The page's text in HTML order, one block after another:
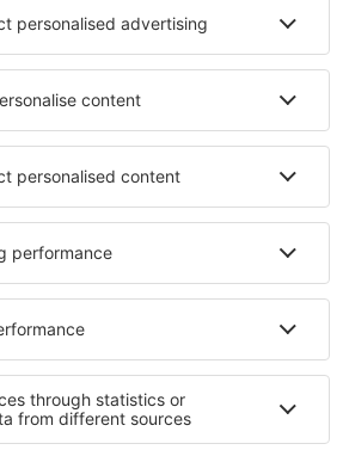
and Helena
Ubytování in Rodi
Ubytování in Capri Island
Ubytování v Nicosii Region
Ubytování in Kenai Fjords National Park